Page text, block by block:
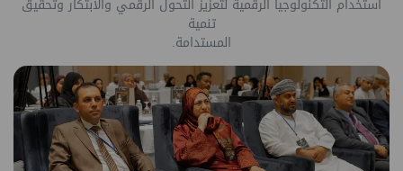
استخدام التكنولوجيا الرقمية لتعزيز التحول الرقمي والابتكار وتحقيق
تنمية
المستدامة.